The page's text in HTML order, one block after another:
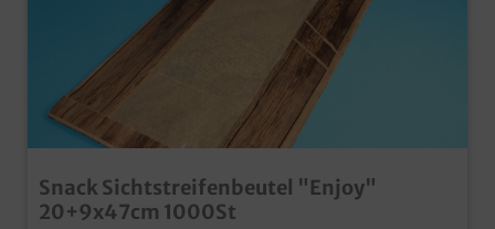
Snack Sichtstreifenbeutel "Enjoy"
20+9x47cm 1000St